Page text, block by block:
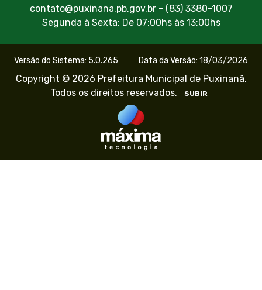
contato@puxinana.pb.gov.br - (83) 3380-1007
Segunda à Sexta: De 07:00hs às 13:00hs
Versão do Sistema: 5.0.265 Data da Versão: 18/03/2026
Copyright © 2026 Prefeitura Municipal de Puxinanã.
Todos os direitos reservados.
SUBIR